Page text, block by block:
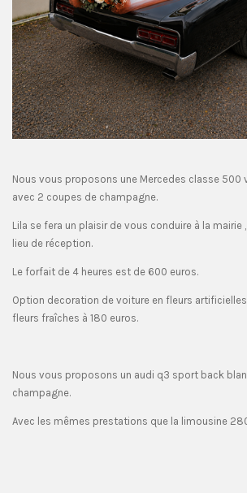
Nous vous proposons une Mercedes classe 500
avec 2 coupes de champagne.
Lila se fera un plaisir de vous conduire à la mairie
lieu de réception.
Le forfait de 4 heures est de 600 euros.
Option decoration de voiture en fleurs
fleurs fraîches à 180 euros.
Nous vous proposons un audi q3 sport back
champagne.
Avec les mêmes prestations que la limousine